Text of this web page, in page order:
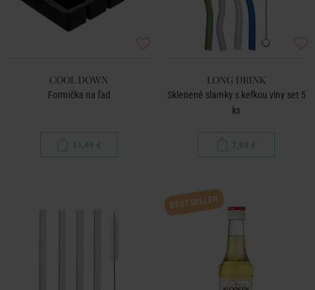
COOL DOWN
Formička na ľad
11,49 €
LONG DRINK
Sklenené slamky s kefkou vlny set 5
ks
7,99 €
BESTSELLER